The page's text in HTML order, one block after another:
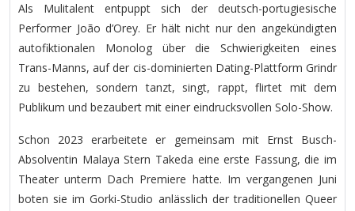
Als Mulitalent entpuppt sich der deutsch-portugiesische
Performer João d’Orey. Er hält nicht nur den angekündigten
autofiktionalen Monolog über die Schwierigkeiten eines
Trans-Manns, auf der cis-dominierten Dating-Plattform Grindr
zu bestehen, sondern tanzt, singt, rappt, flirtet mit dem
Publikum und bezaubert mit einer eindrucksvollen Solo-Show.
Schon 2023 erarbeitete er gemeinsam mit Ernst Busch-
Absolventin Malaya Stern Takeda eine erste Fassung, die im
Theater unterm Dach Premiere hatte. Im vergangenen Juni
boten sie im Gorki-Studio anlässlich der traditionellen Queer